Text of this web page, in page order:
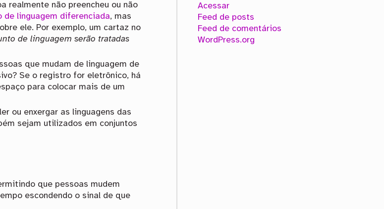
realmente não preencheu ou não
de linguagem diferenciada, mas
ele. Por exemplo, um cartaz no
de linguagem serão tratadas
que mudam de linguagem de
Se o registro for eletrônico, há
para colocar mais de um
ou enxergar as linguagens das
sejam utilizados em conjuntos
que pessoas mudem
escondendo o sinal de que
Acessar
Feed de posts
Feed de comentários
WordPress.org